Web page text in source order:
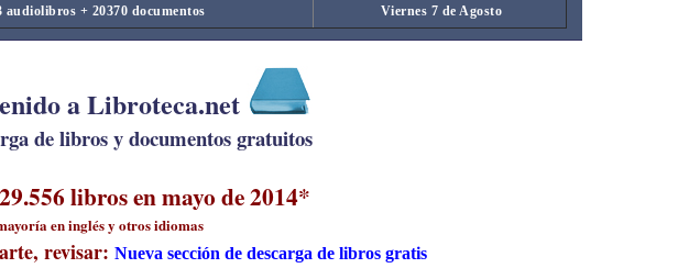
audiolibros + 20370 documentos Viernes 7 de Agosto
a Libroteca.net
de libros y documentos gratuitos
libros en mayo de 2014*
en inglés y otros idiomas
revisar: Nueva sección de descarga de libros gratis